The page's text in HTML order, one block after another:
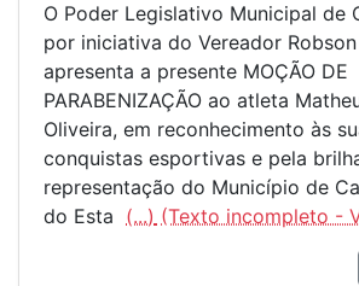
O Poder Legislativo Municipal de
por iniciativa do Vereador
apresenta a presente MOÇÃO DE
PARABENIZAÇÃO ao atleta
Oliveira, em reconhecimento às
conquistas esportivas e pela
representação do Município de
do Esta (...)